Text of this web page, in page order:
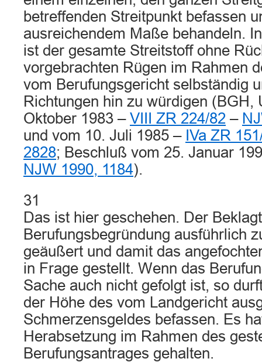
betreffenden Streitpunkt befassen
ausreichendem Maße behandeln.
ist der gesamte Streitstoff ohne
vorgebrachten Rügen im Rahmen
vom Berufungsgericht selbständig
Richtungen hin zu würdigen (BGH,
Oktober 1983 – VIII ZR 224/82 –
und vom 10. Juli 1985 – IVa ZR
2828; Beschluß vom 25. Januar
NJW 1990, 1184).
31
Das ist hier geschehen. Der
Berufungsbegründung ausführlich
geäußert und damit das
in Frage gestellt. Wenn das
Sache auch nicht gefolgt ist, so
der Höhe des vom Landgericht
Schmerzensgeldes befassen. Es
Herabsetzung im Rahmen des
Berufungsantrages gehalten.